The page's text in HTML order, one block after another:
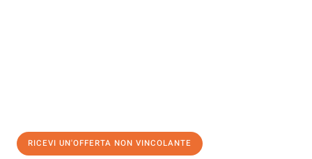
RICEVI UN'OFFERTA NON VINCOLANTE